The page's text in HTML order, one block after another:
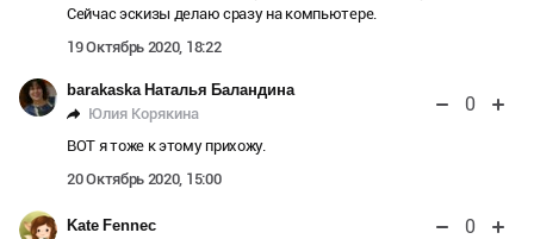
Сейчас эскизы делаю сразу на компьютере.
19 Октябрь 2020, 18:22
barakaska Наталья Баландина
Юлия Корякина
0
ВОТ я тоже к этому прихожу.
20 Октябрь 2020, 15:00
Kate Fennec 0